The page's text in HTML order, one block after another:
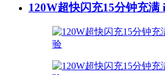
120W超快闪充15分钟充